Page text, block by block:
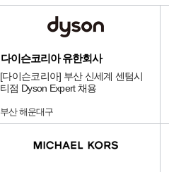
다이슨코리아 유한회사
[다이슨코리아] 부산 신세계 센텀시
티점 Dyson Expert 채용
부산 해운대구